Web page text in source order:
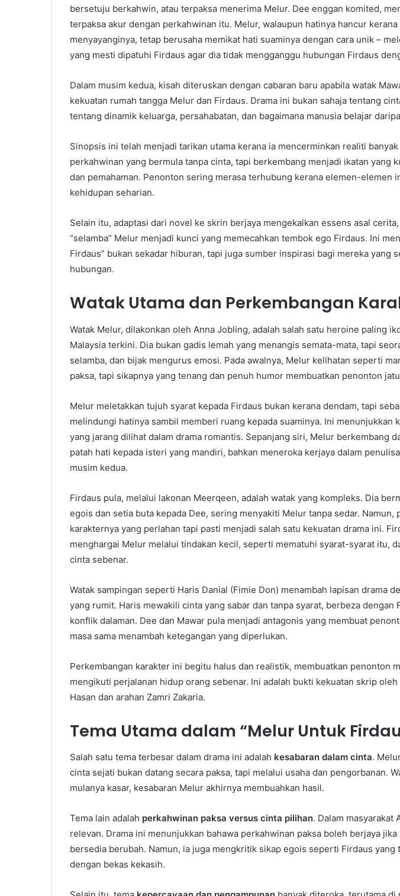
bersetuju berkahwin, atau terpaksa menerima Melur. Dee enggan komited,
terpaksa akur dengan perkahwinan itu. Melur, walaupun hatinya hancur
menyayanginya, tetap berusaha memikat hati suaminya dengan cara unik –
yang mesti dipatuhi Firdaus agar dia tidak mengganggu hubungan Firdaus
Dalam musim kedua, kisah diteruskan dengan cabaran baru apabila watak
kekuatan rumah tangga Melur dan Firdaus. Drama ini bukan sahaja tentang
tentang dinamik keluarga, persahabatan, dan bagaimana manusia belajar
Sinopsis ini telah menjadi tarikan utama kerana ia mencerminkan realiti
perkahwinan yang bermula tanpa cinta, tapi berkembang menjadi ikatan yang
dan pemahaman. Penonton sering merasa terhubung kerana elemen-elemen
kehidupan seharian.
Selain itu, adaptasi dari novel ke skrin berjaya mengekalkan essens asal
“selamba” Melur menjadi kunci yang memecahkan tembok ego Firdaus. Ini
Firdaus” bukan sekadar hiburan, tapi juga sumber inspirasi bagi mereka yang
hubungan.
Watak Utama dan Perkembangan
Watak Melur, dilakonkan oleh Anna Jobling, adalah salah satu heroine paling
Malaysia terkini. Dia bukan gadis lemah yang menangis semata-mata, tapi
selamba, dan bijak mengurus emosi. Pada awalnya, Melur kelihatan seperti
paksa, tapi sikapnya yang tenang dan penuh humor membuatkan penonton
Melur meletakkan tujuh syarat kepada Firdaus bukan kerana dendam, tapi
melindungi hatinya sambil memberi ruang kepada suaminya. Ini menunjukkan
yang jarang dilihat dalam drama romantis. Sepanjang siri, Melur berkembang
patah hati kepada isteri yang mandiri, bahkan meneroka kerjaya dalam
musim kedua.
Firdaus pula, melalui lakonan Meerqeen, adalah watak yang kompleks. Dia
egois dan setia buta kepada Dee, sering menyakiti Melur tanpa sedar. Namun,
karakternya yang perlahan tapi pasti menjadi salah satu kekuatan drama ini.
menghargai Melur melalui tindakan kecil, seperti mematuhi syarat-syarat itu,
cinta sebenar.
Watak sampingan seperti Haris Danial (Fimie Don) menambah lapisan drama
yang rumit. Haris mewakili cinta yang sabar dan tanpa syarat, berbeza dengan
konflik dalaman. Dee dan Mawar pula menjadi antagonis yang membuat
masa sama menambah ketegangan yang diperlukan.
Perkembangan karakter ini begitu halus dan realistik, membuatkan penonton
mengikuti perjalanan hidup orang sebenar. Ini adalah bukti kekuatan skrip oleh
Hasan dan arahan Zamri Zakaria.
Tema Utama dalam “Melur Untuk
Salah satu tema terbesar dalam drama ini adalah kesabaran dalam cinta.
cinta sejati bukan datang secara paksa, tapi melalui usaha dan pengorbanan.
mulanya kasar, kesabaran Melur akhirnya membuahkan hasil.
Tema lain adalah perkahwinan paksa versus cinta pilihan. Dalam masyarakat
relevan. Drama ini menunjukkan bahawa perkahwinan paksa boleh berjaya
bersedia berubah. Namun, ia juga mengkritik sikap egois seperti Firdaus yang
dengan bekas kekasih.